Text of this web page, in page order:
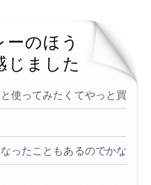
のほう
じました
使ってみたくてやっと買
ったこともあるのでかな